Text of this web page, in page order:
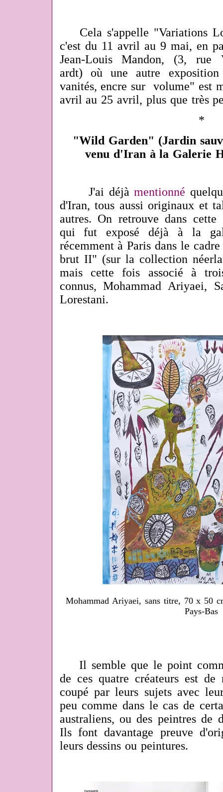
Cela s'appelle "Variations
c'est du 11 avril au 9 mai, en
Jean-Louis Mandon, (3, rue
ardt) où une autre
vanités, encre sur volume" est
avril au 25 avril, plus que très
*
"Wild Garden" (Jardin
venu d'Iran à la Galerie
J'ai déjàmentionné
d'Iran, tous aussi originaux et
autres. On retrouve dans
qui fut exposé déjà à la
récemment à Paris dans le
brut II" (sur la collection
mais cette fois associé à
connus, Mohammad Ariyaei,
Lorestani.
Mohammad Ariyaei, sans titre, 70 x 50
Pays-Bas
Il semble que le point
de ces quatre créateurs est
coupé par leurs sujets avec
peu comme dans le cas de
australiens, ou des peintres de
Ils font davantage preuve
leurs dessins ou peintures.